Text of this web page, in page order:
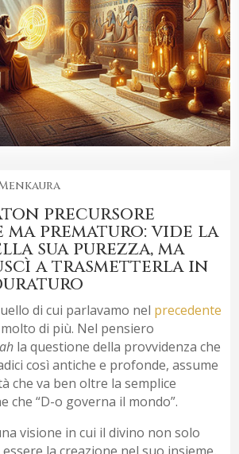
precursore
ma prematuro: vide la
sua purezza, ma
a trasmetterla in
di cui parlavamo nel precedente
di più. Nel pensiero
la questione della provvidenza che
così antiche e profonde, assume
che va ben oltre la semplice
che “D-o governa il mondo”.
visione in cui il divino non solo